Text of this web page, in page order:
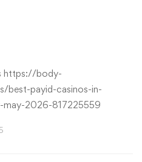
https://body-
best-payid-casinos-in-
2026-817225559